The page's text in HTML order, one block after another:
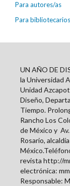
Para autores/as
Para
UN AÑO DE
la Universidad
Unidad
Diseño,
Tiempo.
Rancho Los
de México y
Rosario,
revista http://
electrónica:
Responsable: